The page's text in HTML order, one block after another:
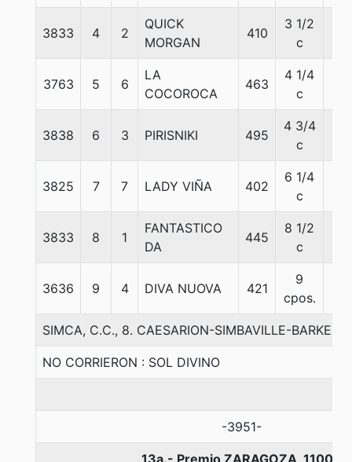
3833 4 2
QUICK
MORGAN
410
3 1/2
c
3763 5 6
LA
COCOROCA
463
4 1/4
c
3838 6 3 PIRISNIKI 495
4 3/4
c
3825 7 7 LADY VIÑA 402
6 1/4
c
3833 8 1
FANTASTICO
DA
445
8 1/2
c
3636 9 4 DIVA NUOVA 421
9
cpos.
SIMCA, C.C., 8. CAESARION-SIMBAVILLE-
NO CORRIERON : SOL DIVINO
-3951-
13a.- Premio ZARAGOZA, 1100